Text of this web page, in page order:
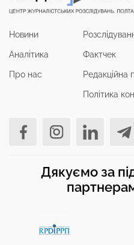
Новини
Аналітика
Про нас
Фактчек
Редакційна
Політика
Дякуємо за